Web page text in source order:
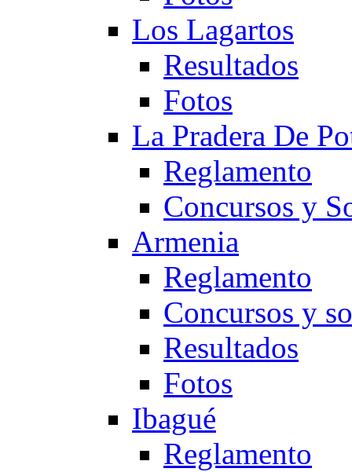
Los Lagartos
Resultados
Fotos
La Pradera De
Reglamento
Concursos y
Armenia
Reglamento
Concursos y
Resultados
Fotos
Ibagué
Reglamento